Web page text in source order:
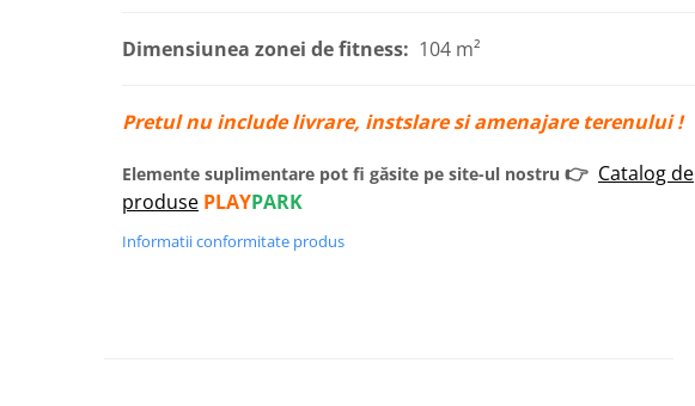
Dimensiunea zonei de fitness: 104 m²
Pretul nu include livrare, instslare si amenajare terenului !
Elemente suplimentare pot fi găsite pe site-ul nostru 👉 Catalog de
produse PLAYPARK
Informatii conformitate produs